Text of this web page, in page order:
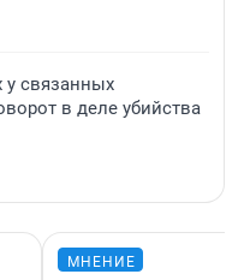
у связанных
в деле убийства
МНЕНИЕ